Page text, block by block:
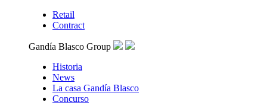
Retail
Contract
Gandía Blasco Group
Historia
News
La casa Gandía Blasco
Concurso